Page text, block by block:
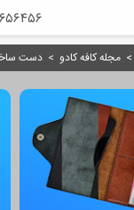
۶۵۶۴۵۶ تومان
> مجله کافه کادو > دست